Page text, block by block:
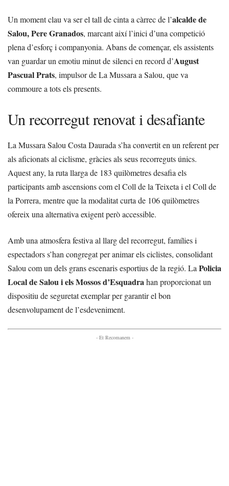
Un moment clau va ser el tall de cinta a càrrec de l’alcalde de
Salou, Pere Granados, marcant així l’inici d’una competició
plena d’esforç i companyonia. Abans de començar, els assistents
van guardar un emotiu minut de silenci en record d’August
Pascual Prats, impulsor de La Mussara a Salou, que va
commoure a tots els presents.
Un recorregut renovat i desafiante
La Mussara Salou Costa Daurada s’ha convertit en un referent per
als aficionats al ciclisme, gràcies als seus recorreguts únics.
Aquest any, la ruta llarga de 183 quilòmetres desafia els
participants amb ascensions com el Coll de la Teixeta i el Coll de
la Porrera, mentre que la modalitat curta de 106 quilòmetres
ofereix una alternativa exigent però accessible.
Amb una atmosfera festiva al llarg del recorregut, famílies i
espectadors s’han congregat per animar els ciclistes, consolidant
Salou com un dels grans escenaris esportius de la regió. La Policia
Local de Salou i els Mossos d’Esquadrahan proporcionat un
dispositiu de seguretat exemplar per garantir el bon
desenvolupament de l’esdeveniment.
- Et Recomanem -